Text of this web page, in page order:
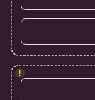
!